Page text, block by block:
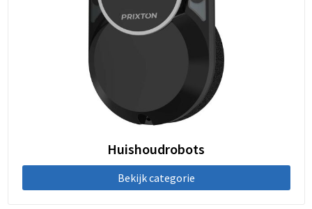
Huishoudrobots
Bekijk categorie